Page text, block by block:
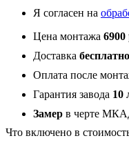
ТемныйЯ согласен на
Цена монтажа 6900
Доставка бесплатно
Оплата после
Гарантия завода 10
Замер в черте
Что включено в